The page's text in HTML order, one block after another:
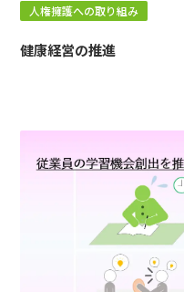
人権擁護への取り組み
健康経営の推進